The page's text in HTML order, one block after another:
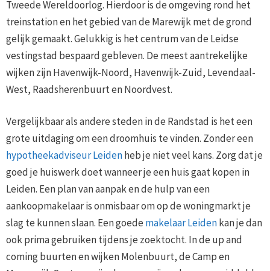
Tweede Wereldoorlog. Hierdoor is de omgeving rond het
treinstation en het gebied van de Marewijk met de grond
gelijk gemaakt. Gelukkig is het centrum van de Leidse
vestingstad bespaard gebleven. De meest aantrekelijke
wijken zijn Havenwijk-Noord, Havenwijk-Zuid, Levendaal-
West, Raadsherenbuurt en Noordvest.
Vergelijkbaar als andere steden in de Randstad is het een
grote uitdaging om een droomhuis te vinden. Zonder een
hypotheekadviseur Leidenheb je niet veel kans. Zorg dat je
goed je huiswerk doet wanneer je een huis gaat kopen in
Leiden. Een plan van aanpak en de hulp van een
aankoopmakelaar is onmisbaar om op de woningmarkt je
slag te kunnen slaan. Een goede makelaar Leidenkan je dan
ook prima gebruiken tijdens je zoektocht. In de up and
coming buurten en wijken Molenbuurt, de Camp en